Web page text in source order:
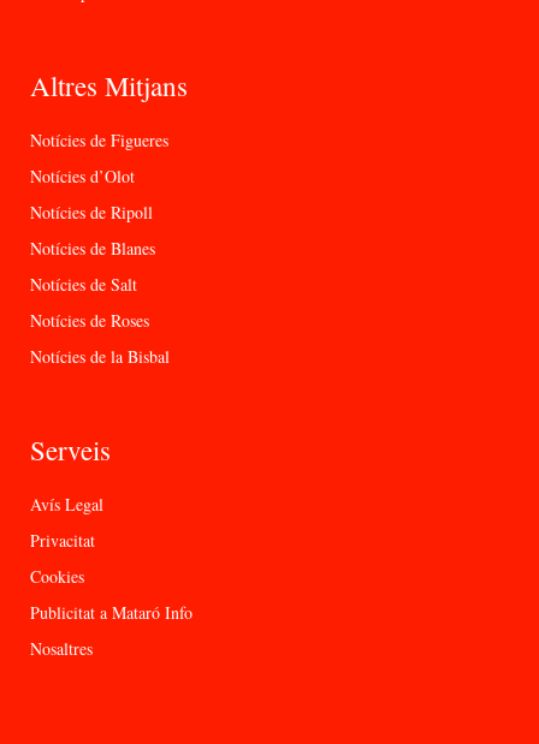
Altres Mitjans
Notícies de Figueres
Notícies d’Olot
Notícies de Ripoll
Notícies de Blanes
Notícies de Salt
Notícies de Roses
Notícies de la Bisbal
Serveis
Avís Legal
Privacitat
Cookies
Publicitat a Mataró Info
Nosaltres